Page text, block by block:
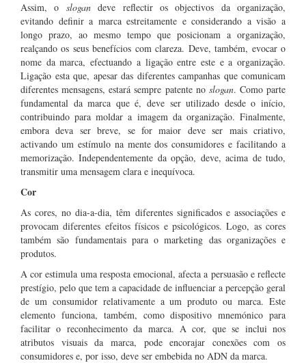
Assim, o slogandeve reflectir os objectivos da organização,
evitando definir a marca estreitamente e considerando a visão a
longo prazo, ao mesmo tempo que posicionam a organização,
realçando os seus benefícios com clareza. Deve, também, evocar o
nome da marca, efectuando a ligação entre este e a organização.
Ligação esta que, apesar das diferentes campanhas que comunicam
diferentes mensagens, estará sempre patente no slogan. Como parte
fundamental da marca que é, deve ser utilizado desde o início,
contribuindo para moldar a imagem da organização. Finalmente,
embora deva ser breve, se for maior deve ser mais criativo,
activando um estímulo na mente dos consumidores e facilitando a
memorização. Independentemente da opção, deve, acima de tudo,
transmitir uma mensagem clara e inequívoca.
Cor
As cores, no dia-a-dia, têm diferentes significados e associações e
provocam diferentes efeitos físicos e psicológicos. Logo, as cores
também são fundamentais para o marketing das organizações e
produtos.
A cor estimula uma resposta emocional, afecta a persuasão e reflecte
prestígio, pelo que tem a capacidade de influenciar a percepção geral
de um consumidor relativamente a um produto ou marca. Este
elemento funciona, também, como dispositivo mnemónico para
facilitar o reconhecimento da marca. A cor, que se inclui nos
atributos visuais da marca, pode encorajar conexões com os
consumidores e, por isso, deve ser embebida no ADN da marca.